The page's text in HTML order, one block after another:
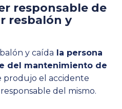
responsable de
resbalón y
y caída la persona
del mantenimiento de
produjo el accidente
del mismo.